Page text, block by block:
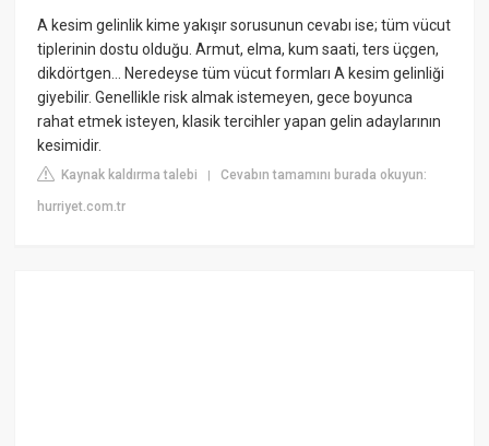
A kesim gelinlik kime yakışır sorusunun cevabı ise; tüm vücut
tiplerinin dostu olduğu. Armut, elma, kum saati, ters üçgen,
dikdörtgen… Neredeyse tüm vücut formları A kesim gelinliği
giyebilir. Genellikle risk almak istemeyen, gece boyunca
rahat etmek isteyen, klasik tercihler yapan gelin adaylarının
kesimidir.
Kaynak kaldırma talebi |Cevabın tamamını burada okuyun:
hurriyet.com.tr